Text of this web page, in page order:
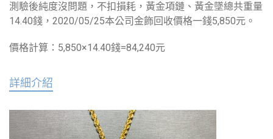
測驗後純度沒問題，不扣損耗，黃金項鏈、黃金墜總共重量
14.40錢，2020/05/25本公司金飾回收價格一錢5,850元。
價格計算：5,850×14.40錢=84,240元
詳細介紹